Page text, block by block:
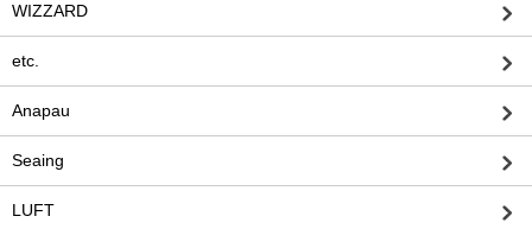
WIZZARD
etc.
Anapau
Seaing
LUFT